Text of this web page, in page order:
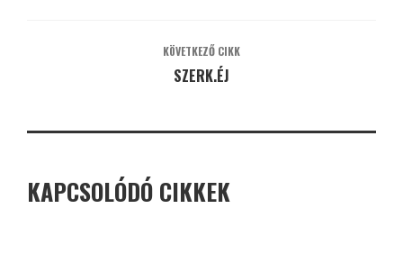
KÖVETKEZŐ CIKK
SZERK.ÉJ
KAPCSOLÓDÓ CIKKEK